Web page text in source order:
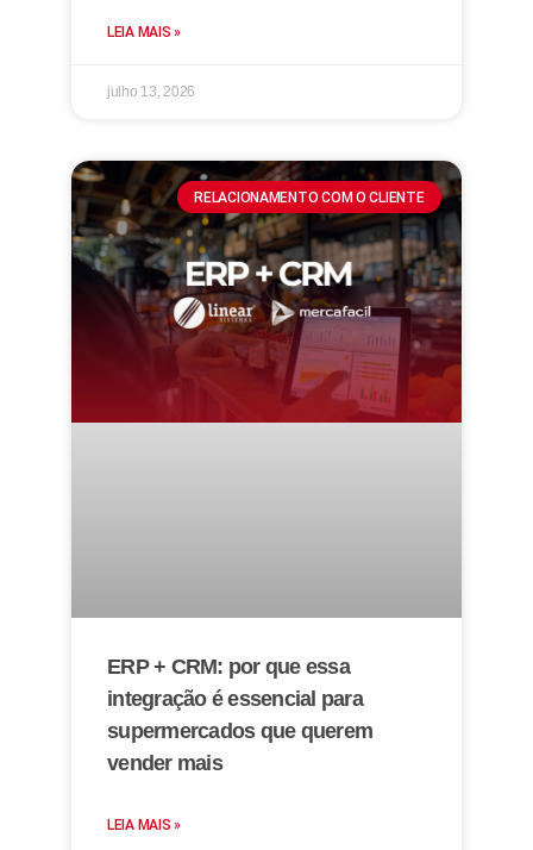
LEIA MAIS »
julho 13, 2026
RELACIONAMENTO COM O CLIENTE
ERP + CRM: por que essa
integração é essencial para
supermercados que querem
vender mais
LEIA MAIS »